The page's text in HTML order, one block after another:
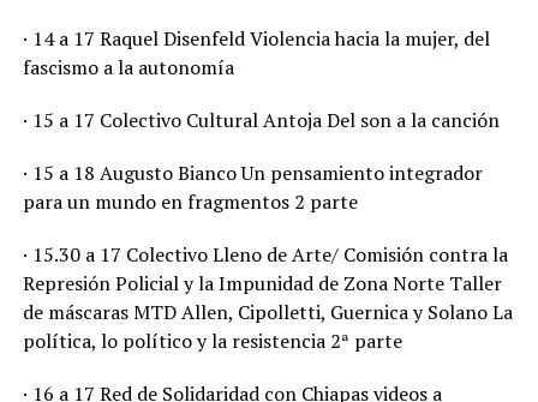
· 14 a 17 Raquel Disenfeld Violencia hacia la mujer, del
fascismo a la autonomía
· 15 a 17 Colectivo Cultural Antoja Del son a la canción
· 15 a 18 Augusto Bianco Un pensamiento integrador
para un mundo en fragmentos 2 parte
· 15.30 a 17 Colectivo Lleno de Arte/ Comisión contra la
Represión Policial y la Impunidad de Zona Norte Taller
de máscaras MTD Allen, Cipolletti, Guernica y Solano La
política, lo político y la resistencia 2ª parte
· 16 a 17 Red de Solidaridad con Chiapas videos a